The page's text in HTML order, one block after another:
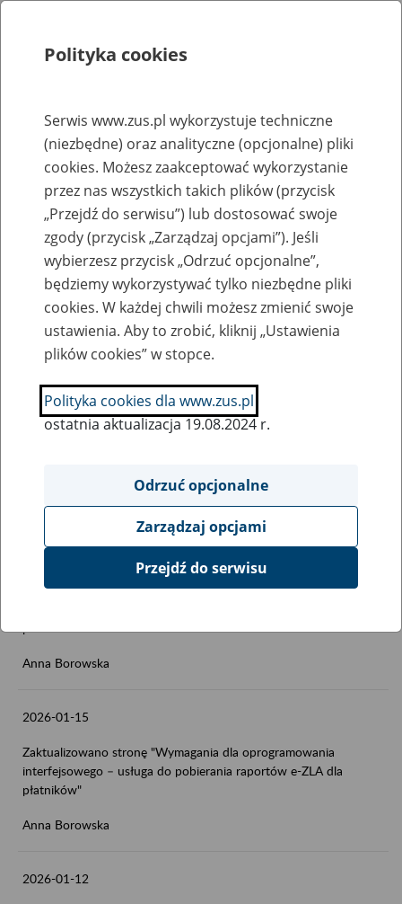
Strona główna
Rejestr zmian
2026-01-23
Zaktualizowano stronę: Wyniki konkursów ofert na świadczenie
usług rehabilitacyjnych w ramach prewencji rentowej ZUS
Anna Borowska
2026-01-23
2026-01-21
Zaktualizowano stronę "Wymagania dla oprogramowania
Anna Borowska
2026-01-15
Zaktualizowano stronę "Wymagania dla oprogramowania
interfejsowego – usługa do pobierania raportów e-ZLA dla
płatników"
Anna Borowska
2026-01-12
Polityka cookies
Serwis www.zus.pl wykorzystuje techniczne
(niezbędne) oraz analityczne (opcjonalne) pliki
cookies. Możesz zaakceptować wykorzystanie
przez nas wszystkich takich plików (przycisk
„Przejdź do serwisu”) lub dostosować swoje
zgody (przycisk „Zarządzaj opcjami”). Jeśli
wybierzesz przycisk „Odrzuć opcjonalne”,
będziemy wykorzystywać tylko niezbędne pliki
cookies. W każdej chwili możesz zmienić swoje
ustawienia. Aby to zrobić, kliknij „Ustawienia
plików cookies” w stopce.
Polityka cookies dla www.zus.pl
ostatnia aktualizacja 19.08.2024 r.
Odrzuć opcjonalne
Zarządzaj opcjami
Przejdź do serwisu